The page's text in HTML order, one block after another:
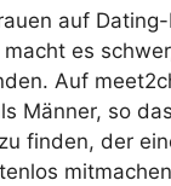
auf
es
Auf
Männer, so
finden, der